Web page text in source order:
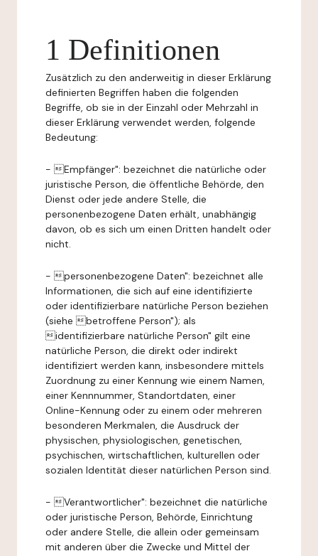
1 Definitionen
Zusätzlich zu den anderweitig in dieser Erklärung
definierten Begriffen haben die folgenden
Begriffe, ob sie in der Einzahl oder Mehrzahl in
dieser Erklärung verwendet werden, folgende
Bedeutung:
- Empfänger": bezeichnet die natürliche oder
juristische Person, die öffentliche Behörde, den
Dienst oder jede andere Stelle, die
personenbezogene Daten erhält, unabhängig
davon, ob es sich um einen Dritten handelt oder
nicht.
- personenbezogene Daten": bezeichnet alle
Informationen, die sich auf eine identifizierte
oder identifizierbare natürliche Person beziehen
(siehe betroffene Person"); als
identifizierbare natürliche Person" gilt eine
natürliche Person, die direkt oder indirekt
identifiziert werden kann, insbesondere mittels
Zuordnung zu einer Kennung wie einem Namen,
einer Kennnummer, Standortdaten, einer
Online-Kennung oder zu einem oder mehreren
besonderen Merkmalen, die Ausdruck der
physischen, physiologischen, genetischen,
psychischen, wirtschaftlichen, kulturellen oder
sozialen Identität dieser natürlichen Person sind.
- Verantwortlicher": bezeichnet die natürliche
oder juristische Person, Behörde, Einrichtung
oder andere Stelle, die allein oder gemeinsam
mit anderen über die Zwecke und Mittel der